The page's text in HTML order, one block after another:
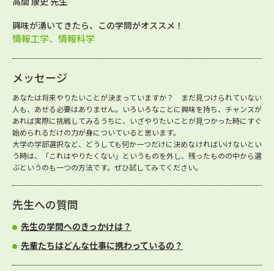
興味が湧いてきたら、この学問がオススメ！
情報工学、情報科学
メッセージ
あなたは将来やりたいことが決まっていますか？ まだ見つけられていない
人も、あせる必要はありません。いろいろなことに興味を持ち、チャンスが
あれば実際に挑戦してみるうちに、いざやりたいことが見つかった時にすぐ
始められるだけの力が身についていると思います。
大学の学部選択など、どうしても何か一つだけに決めなければいけないとい
う時は、「これはやりたくない」というものを外し、残ったものの中から選
ぶというのも一つの方法です。ぜひ試してみてください。
先生への質問
先生の学問へのきっかけは？
先輩たちはどんな仕事に携わっているの？